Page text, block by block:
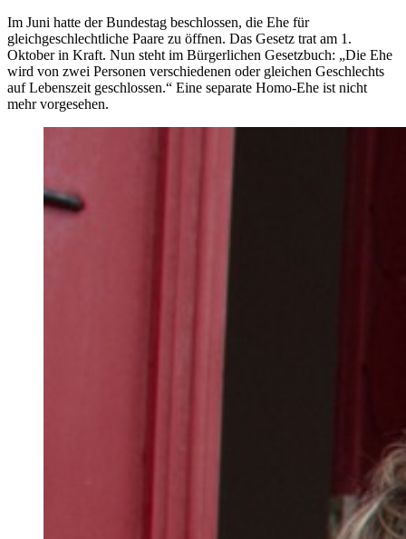
Im Juni hatte der Bundestag beschlossen, die Ehe für
gleichgeschlechtliche Paare zu öffnen. Das Gesetz trat am 1.
Oktober in Kraft. Nun steht im Bürgerlichen Gesetzbuch: „Die Ehe
wird von zwei Personen verschiedenen oder gleichen Geschlechts
auf Lebenszeit geschlossen.“ Eine separate Homo-Ehe ist nicht
mehr vorgesehen.